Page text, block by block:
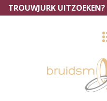
TROUWJURK UITZOEKEN?